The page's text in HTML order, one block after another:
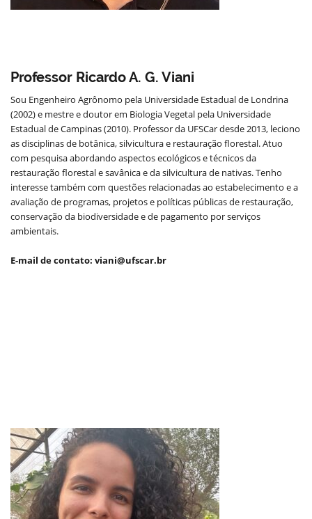
Professor Ricardo A. G. Viani
Sou Engenheiro Agrônomo pela Universidade Estadual de Londrina
(2002) e mestre e doutor em Biologia Vegetal pela Universidade
Estadual de Campinas (2010). Professor da UFSCar desde 2013, leciono
as disciplinas de botânica, silvicultura e restauração florestal. Atuo
com pesquisa abordando aspectos ecológicos e técnicos da
restauração florestal e savânica e da silvicultura de nativas. Tenho
interesse também com questões relacionadas ao estabelecimento e a
avaliação de programas, projetos e políticas públicas de restauração,
conservação da biodiversidade e de pagamento por serviços
ambientais.
E-mail de contato: viani@ufscar.br